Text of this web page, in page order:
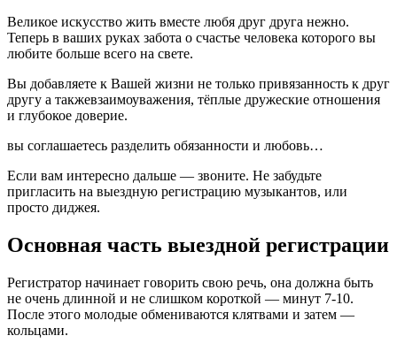
Великое искусство жить вместе любя друг друга нежно.
Теперь в ваших руках забота о счастье человека которого вы
любите больше всего на свете.
Вы добавляете к Вашей жизни не только привязанность к друг
другу а такжевзаимоуважения, тёплые дружеские отношения
и глубокое доверие.
вы соглашаетесь разделить обязанности и любовь…
Если вам интересно дальше — звоните. Не забудьте
пригласить на выездную регистрацию музыкантов, или
просто диджея.
Основная часть выездной регистрации
Регистратор начинает говорить свою речь, она должна быть
не очень длинной и не слишком короткой — минут 7-10.
После этого молодые обмениваются клятвами и затем —
кольцами.